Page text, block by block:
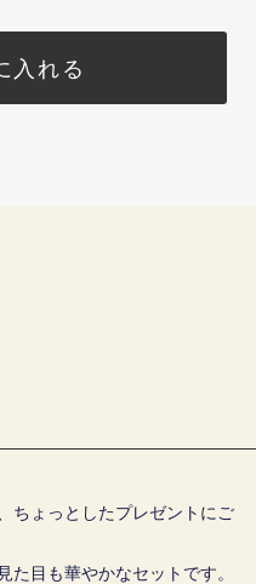
入れる
ちょっとしたプレゼントにご
目も華やかなセットです。